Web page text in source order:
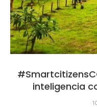
inteligencia